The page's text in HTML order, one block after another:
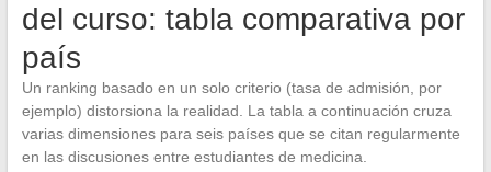
del curso: tabla comparativa por
país
Un ranking basado en un solo criterio (tasa de admisión, por
ejemplo) distorsiona la realidad. La tabla a continuación cruza
varias dimensiones para seis países que se citan regularmente
en las discusiones entre estudiantes de medicina.